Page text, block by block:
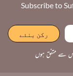
Subscribe to
سے متفق ہوں